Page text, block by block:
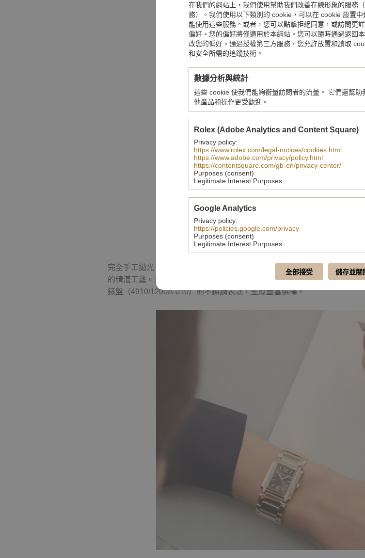
完全手工拋光，佩戴於腕間，貼合手腕的設計增添佩戴舒適度。 E15 石英
的精湛工藝。全新 Twenty~4 腕錶 Ref. 4910/1201R-001，攜手採用藍色
錶盤（4910/1200A-010）的不鏽鋼表款，呈獻豐富選擇。
在我們的網站上，我們使用幫助我們改善在線形象的服務
務）。我們使用以下類別的 cookie，可以在 cookie 設置
能使用這些服務。或者，您可以點擊拒絕同意，或訪問更
偏好。您的偏好將僅適用於本網站。您可以隨時通過返回
改您的偏好。通過授權第三方服務，您允許放置和讀取
和安全所需的追蹤技術。
數據分析與統計
這些 cookie 使我們能夠衡量訪問者的流量。 它們還幫
他產品和操作更受歡迎。
Rolex (Adobe Analytics and Content Square)
Privacy policy:
https://www.rolex.com/legal-notices/cookies.html
https://www.adobe.com/privacy/policy.html
https://contentsquare.com/gb-en/privacy-center/
Purposes (consent)
Legitimate Interest Purposes
Google Analytics
Privacy policy:
https://policies.google.com/privacy
Purposes (consent)
Legitimate Interest Purposes
全部接受 儲存並關